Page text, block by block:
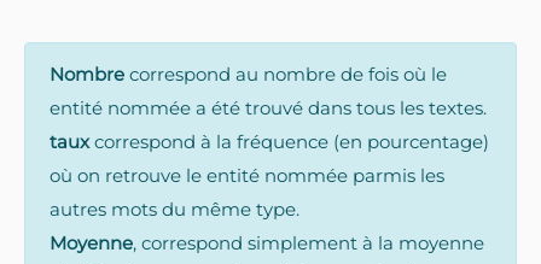
Nombre correspond au nombre de fois où le
entité nommée a été trouvé dans tous les textes.
tauxcorrespond à la fréquence (en pourcentage)
où on retrouve le entité nommée parmis les
autres mots du même type.
Moyenne, correspond simplement à la moyenne